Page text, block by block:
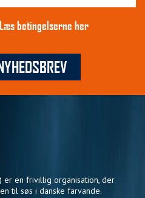
Læs betingelserne her
er en frivillig organisation, der
til søs i danske farvande.